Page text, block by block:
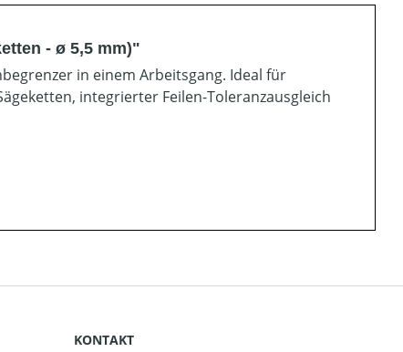
- ø 5,5 mm)"
in einem Arbeitsgang. Ideal für
integrierter Feilen-Toleranzausgleich
KONTAKT